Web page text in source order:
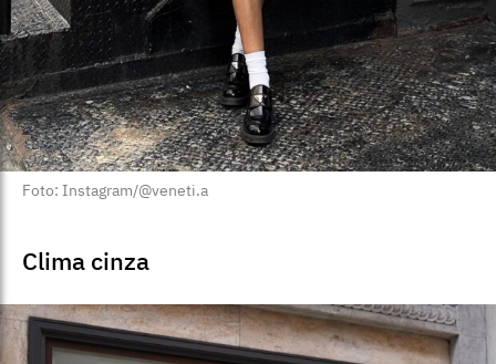
Foto: Instagram/@veneti.a
Clima cinza